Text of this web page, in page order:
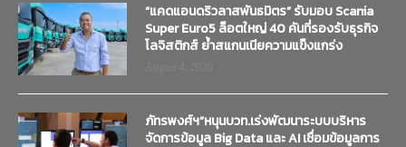
“แคดแอนดริวลาสพันธมิตร” รับมอบ Scania
Super Euro5 ล็อตใหญ่ 40 คันที่รองรับธุรกิจ
โลจิสติกส์ ย้ำสแกนเนียความแข็งแกร่ง
ภัทรพงศ์ฯ”หนุนบวท.เร่งพัฒนาระบบบริหาร
จัดการข้อมูล Big Data และ AI เชื่อมข้อมูลการ